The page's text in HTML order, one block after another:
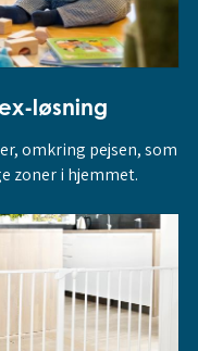
løsning
omkring pejsen, som
zoner i hjemmet.